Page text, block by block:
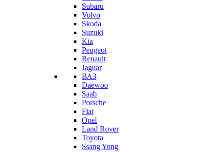
Subaru
Volvo
Skoda
Suzuki
Kia
Peugeot
Renault
Jaguar
ВАЗ
Daewoo
Saab
Porsche
Fiat
Opel
Land Rover
Toyota
Ssang Yong